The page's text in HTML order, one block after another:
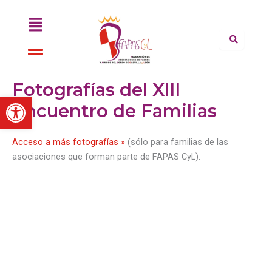
Abrir barra de herramientas
Menú
Menú
Fotografías del XIII
Encuentro de Familias
Acceso a más fotografías » (sólo para familias de las
asociaciones que forman parte de FAPAS CyL).